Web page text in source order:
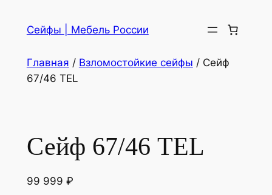
Сейфы | Мебель России
Главная / Взломостойкие сейфы / Сейф
67/46 TEL
Сейф 67/46 TEL
99 999 ₽